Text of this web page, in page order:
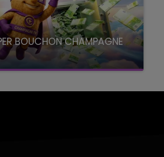
BOUCHON CHAMPAGNE
Famille Champagne FM, à 8H10